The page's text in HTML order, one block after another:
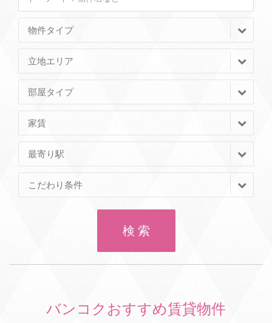
物件タイプ
立地エリア
部屋タイプ
家賃
最寄り駅
こだわり条件
検 索
バンコクおすすめ賃貸物件